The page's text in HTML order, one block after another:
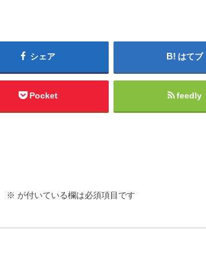
シェア はてブ
Pocket feedly
※ が付いている欄は必須項目です